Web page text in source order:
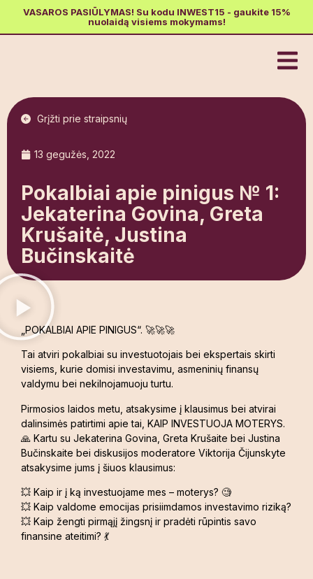
VASAROS PASIŪLYMAS! Su kodu INWEST15 - gaukite 15%
nuolaidą visiems mokymams!
Grįžti prie straipsnių
13 gegužės, 2022
Pokalbiai apie pinigus № 1:
Jekaterina Govina, Greta
Krušaitė, Justina
Bučinskaitė
„POKALBIAI APIE PINIGUS“. 🚀🚀🚀
Tai atviri pokalbiai su investuotojais bei ekspertais skirti
visiems, kurie domisi investavimu, asmeninių finansų
valdymu bei nekilnojamuoju turtu.
Pirmosios laidos metu, atsakysime į klausimus bei atvirai
dalinsimės patirtimi apie tai, KAIP INVESTUOJA MOTERYS.
🙏 Kartu su Jekaterina Govina, Greta Krušaite bei Justina
Bučinskaite bei diskusijos moderatore Viktorija Čijunskyte
atsakysime jums į šiuos klausimus:
💥 Kaip ir į ką investuojame mes – moterys? 🧐
💥 Kaip valdome emocijas prisiimdamos investavimo riziką?
💥 Kaip žengti pirmąjį žingsnį ir pradėti rūpintis savo
finansine ateitimi? 💃